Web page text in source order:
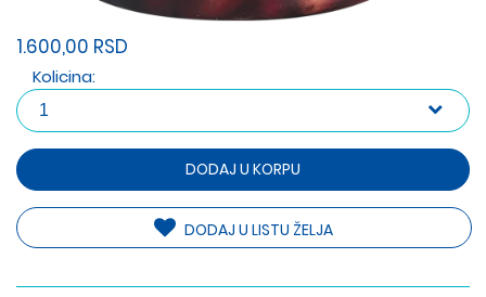
1.600,00 RSD
Kolicina:
DODAJ U KORPU
DODAJ U LISTU ŽELJA